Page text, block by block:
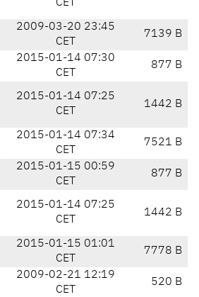
CET
2009-03-20 23:45
CET
7139 B
2015-01-14 07:30
CET
877 B
2015-01-14 07:25
CET
1442 B
2015-01-14 07:34
CET
7521 B
2015-01-15 00:59
CET
877 B
2015-01-14 07:25
CET
1442 B
2015-01-15 01:01
CET
7778 B
2009-02-21 12:19
CET
520 B